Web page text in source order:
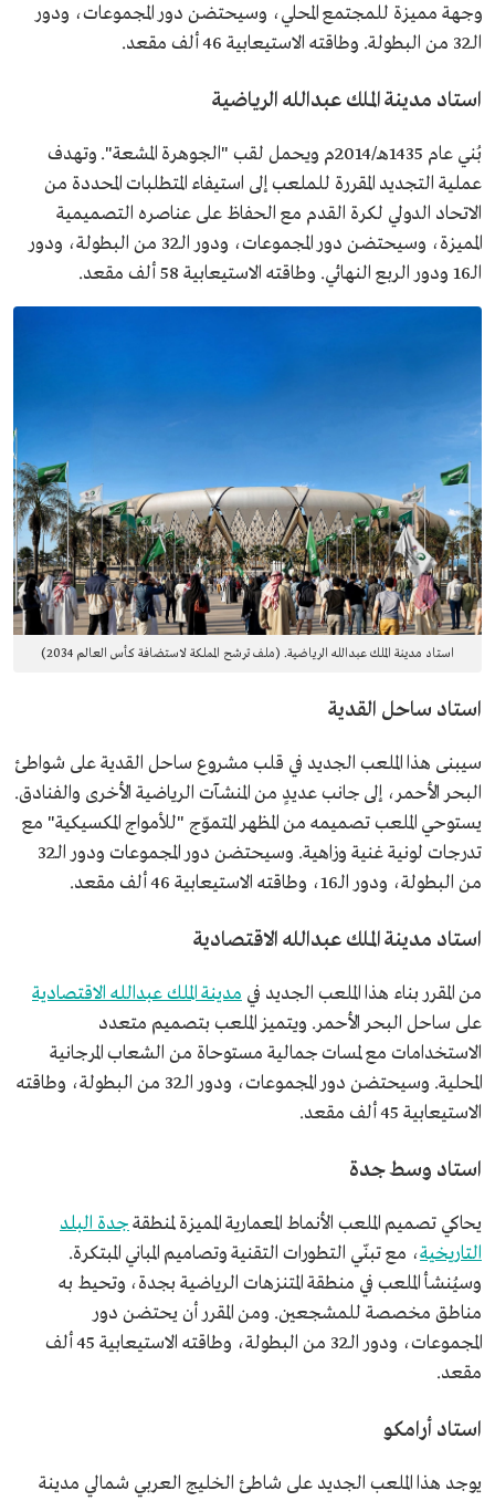
وجهة مميزة للمجتمع المحلي، وسيحتضن دور المجموعات، ودور
الـ32 من البطولة. وطاقته الاستيعابية 46 ألف مقعد.
استاد مدينة الملك عبدالله الرياضية
بُني عام 1435هـ/2014م ويحمل لقب "الجوهرة المشعة". وتهدف
عملية التجديد المقررة للملعب إلى استيفاء المتطلبات المحددة من
الاتحاد الدولي لكرة القدم مع الحفاظ على عناصره التصميمية
المميزة، وسيحتضن دور المجموعات، ودور الـ32 من البطولة، ودور
الـ16 ودور الربع النهائي. وطاقته الاستيعابية 58 ألف مقعد.
استاد مدينة الملك عبدالله الرياضية. (ملف ترشح المملكة لاستضافة كأس العالم 2034)
استاد ساحل القدية
سيبنى هذا الملعب الجديد في قلب مشروع ساحل القدية على شواطئ
البحر الأحمر، إلى جانب عديدٍ من المنشآت الرياضية الأخرى والفنادق.
يستوحي الملعب تصميمه من المظهر المتموّج "للأمواج المكسيكية" مع
تدرجات لونية غنية وزاهية. وسيحتضن دور المجموعات ودور الـ32
من البطولة، ودور الـ16، وطاقته الاستيعابية 46 ألف مقعد.
استاد مدينة الملك عبدالله الاقتصادية
من المقرر بناء هذا الملعب الجديد في مدينة الملك عبدالله الاقتصادية
على ساحل البحر الأحمر. ويتميز الملعب بتصميم متعدد
الاستخدامات مع لمسات جمالية مستوحاة من الشعاب المرجانية
المحلية. وسيحتضن دور المجموعات، ودور الـ32 من البطولة، وطاقته
الاستيعابية 45 ألف مقعد.
استاد وسط جدة
يحاكي تصميم الملعب الأنماط المعمارية المميزة لمنطقةجدة البلد
التاريخية، مع تبنّي التطورات التقنية وتصاميم المباني المبتكرة.
وسيُنشأ الملعب في منطقة المتنزهات الرياضية بجدة، وتحيط به
مناطق مخصصة للمشجعين. ومن المقرر أن يحتضن دور
المجموعات، ودور الـ32 من البطولة، وطاقته الاستيعابية 45 ألف
مقعد.
استاد أرامكو
يوجد هذا الملعب الجديد على شاطئ الخليج العربي شمالي مدينة